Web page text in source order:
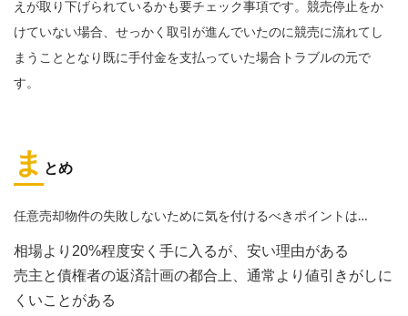
えが取り下げられているかも要チェック事項です。競売停止をか
けていない場合、せっかく取引が進んでいたのに競売に流れてし
まうこととなり既に手付金を支払っていた場合トラブルの元で
す。
ま とめ
任意売却物件の失敗しないために気を付けるべきポイントは…
相場より20%程度安く手に入るが、安い理由がある
売主と債権者の返済計画の都合上、通常より値引きがしに
くいことがある